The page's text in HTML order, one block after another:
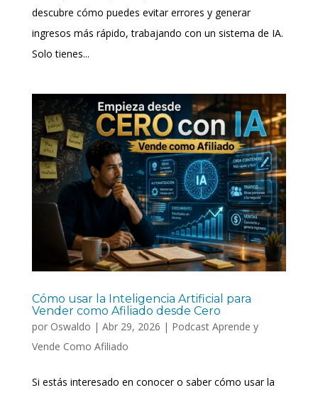
descubre cómo puedes evitar errores y generar
ingresos más rápido, trabajando con un sistema de IA.
Solo tienes...
Cómo usar la Inteligencia Artificial para
Vender como Afiliado desde Cero
por Oswaldo | Abr 29, 2026 | Podcast Aprende y
Vende Como Afiliado
Si estás interesado en conocer o saber cómo usar la